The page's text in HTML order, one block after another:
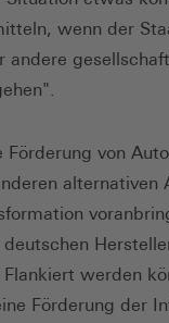
wenn der
Förderung von
alternativen
deutschen
werden
Förderung der